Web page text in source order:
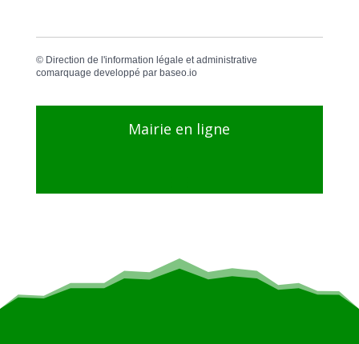
© Direction de l'information légale et administrative
comarquage developpé par baseo.io
Mairie en ligne